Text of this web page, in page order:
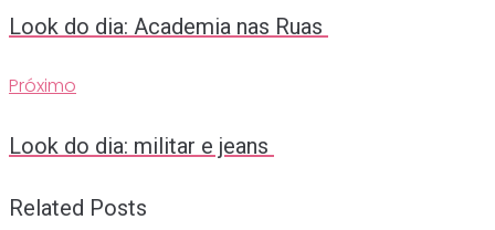
Post
Look do dia: Academia nas Ruas
Próximo
Próximo
Look do dia: militar e jeans
Related Posts